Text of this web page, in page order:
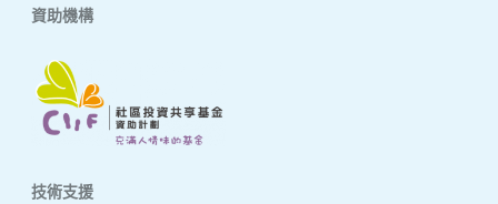
資助機構
技術支援